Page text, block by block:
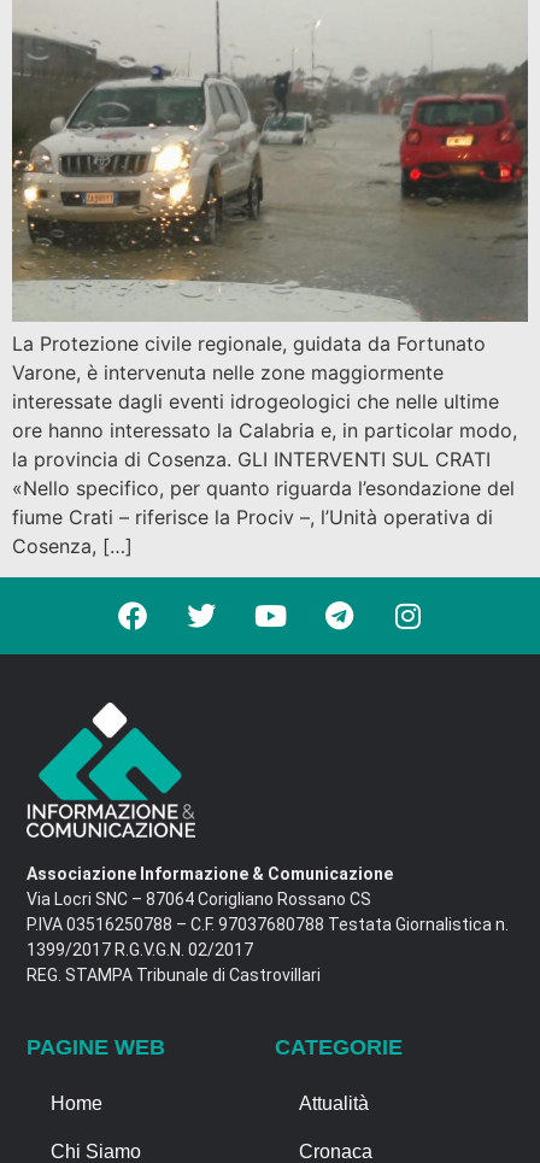
La Protezione civile regionale, guidata da Fortunato
Varone, è intervenuta nelle zone maggiormente
interessate dagli eventi idrogeologici che nelle ultime
ore hanno interessato la Calabria e, in particolar modo,
la provincia di Cosenza. GLI INTERVENTI SUL CRATI
«Nello specifico, per quanto riguarda l’esondazione del
fiume Crati – riferisce la Prociv –, l’Unità operativa di
Cosenza, […]
Associazione Informazione & Comunicazione
Via Locri SNC – 87064 Corigliano Rossano CS
P.IVA 03516250788 – C.F. 97037680788 Testata Giornalistica n.
1399/2017 R.G.V.G.N. 02/2017
REG. STAMPA Tribunale di Castrovillari
PAGINE WEB
Home
Chi Siamo
CATEGORIE
Attualità
Cronaca